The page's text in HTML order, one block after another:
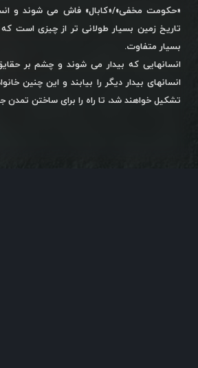
«حکومت مخفی»/«کابال» فاش می شوند و
تاریخ زمین بسیار طولانی تر از چیزی است
بسیار متفاوت.
انسانهایی که بیدار می شوند و چشم بر حقایق
انسانهای بیدار دیگر را بیابند و این چنین
تشکیل خواهند شد، تا راه را برای ساختن تمدن